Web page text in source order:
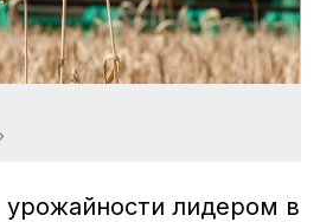
урожайности лидером в